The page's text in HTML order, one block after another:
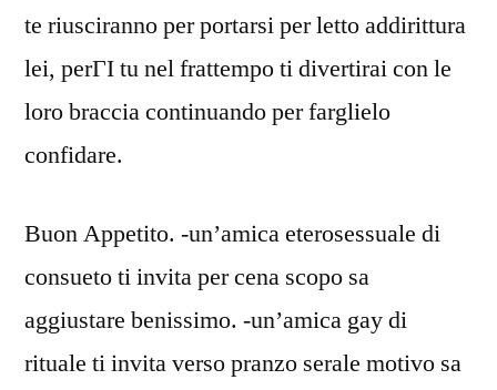
te riusciranno per portarsi per letto addirittura
lei, perГІ tu nel frattempo ti divertirai con le
loro braccia continuando per farglielo
confidare.
Buon Appetito. -un’amica eterosessuale di
consueto ti invita per cena scopo sa
aggiustare benissimo. -un’amica gay di
rituale ti invita verso pranzo serale motivo sa